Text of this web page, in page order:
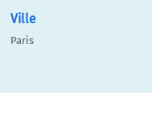
Ville
Paris